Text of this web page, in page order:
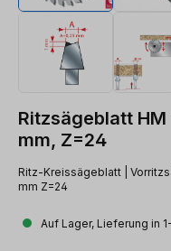
Ritzsägeblatt
mm, Z=24
Ritz-Kreissägeblatt |
mm Z=24
Auf Lager, Lieferung in